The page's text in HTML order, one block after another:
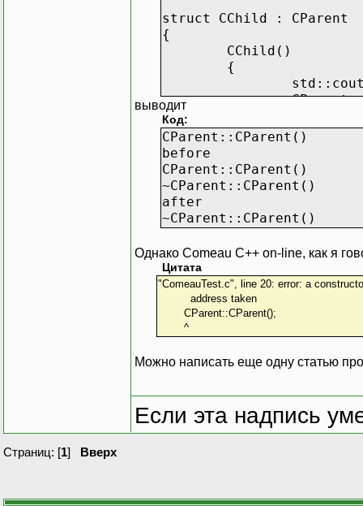
struct CChild : CParent
{
CChild()
{
}
};
int main()
{
CChild obj;
return 0;
выводит
Код:
CParent::CParent()
before
CParent::CParent()
~CParent::CParent()
after
~CParent::CParent()
Однако Comeau C++ on-line, как я
Цитата
"ComeauTest.c", line 20: error: a
address taken
CParent::CParent();
^
Можно написать еще одну статью
Если эта надпись
Страниц: [1] Вверх